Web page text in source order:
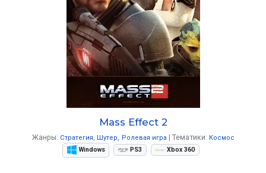
Mass Effect 2
Жанры: Стратегия Шутер Ролевая игра Тематики: Космос
Windows
PS3 Xbox 360